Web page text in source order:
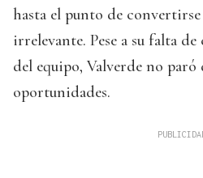
hasta el punto de
irrelevante. Pese a su falta
del equipo, Valverde no paró
oportunidades.